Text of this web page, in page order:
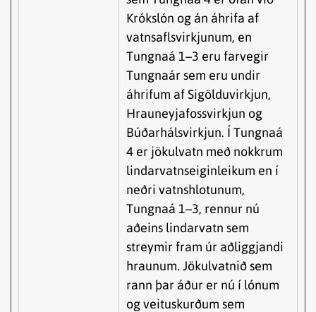
Krókslón og án áhrifa af
vatnsaflsvirkjunum, en
Tungnaá 1–3 eru farvegir
Tungnaár sem eru undir
áhrifum af Sigölduvirkjun,
Hrauneyjafossvirkjun og
Búðarhálsvirkjun. Í Tungnaá
4 er jökulvatn með nokkrum
lindarvatnseiginleikum en í
neðri vatnshlotunum,
Tungnaá 1–3, rennur nú
aðeins lindarvatn sem
streymir fram úr aðliggjandi
hraunum. Jökulvatnið sem
rann þar áður er nú í lónum
og veituskurðum sem